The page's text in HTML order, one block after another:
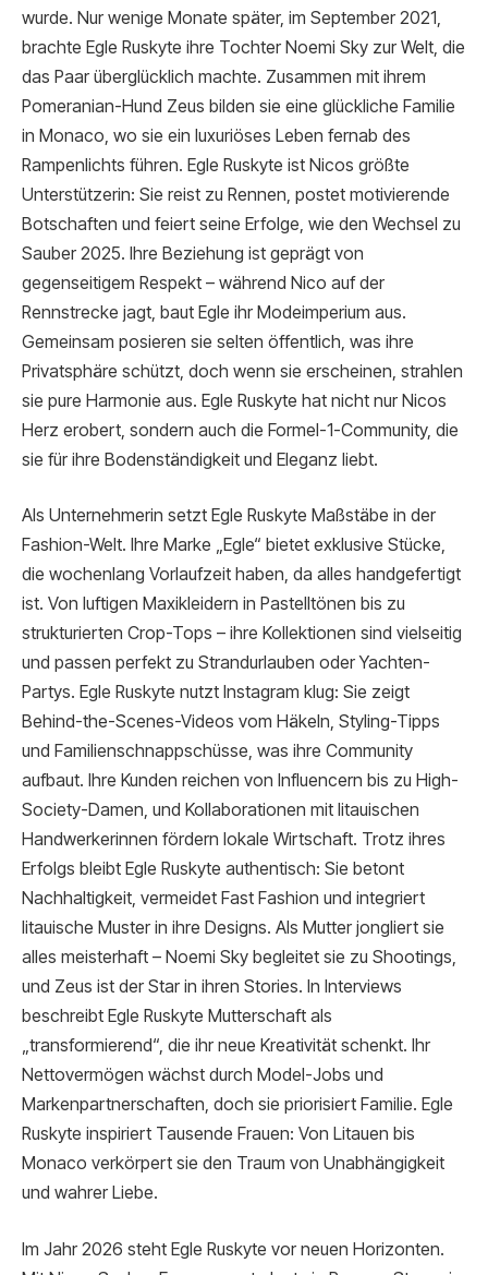
wurde. Nur wenige Monate später, im September 2021,
brachte Egle Ruskyte ihre Tochter Noemi Sky zur Welt, die
das Paar überglücklich machte. Zusammen mit ihrem
Pomeranian-Hund Zeus bilden sie eine glückliche Familie
in Monaco, wo sie ein luxuriöses Leben fernab des
Rampenlichts führen. Egle Ruskyte ist Nicos größte
Unterstützerin: Sie reist zu Rennen, postet motivierende
Botschaften und feiert seine Erfolge, wie den Wechsel zu
Sauber 2025. Ihre Beziehung ist geprägt von
gegenseitigem Respekt – während Nico auf der
Rennstrecke jagt, baut Egle ihr Modeimperium aus.
Gemeinsam posieren sie selten öffentlich, was ihre
Privatsphäre schützt, doch wenn sie erscheinen, strahlen
sie pure Harmonie aus. Egle Ruskyte hat nicht nur Nicos
Herz erobert, sondern auch die Formel-1-Community, die
sie für ihre Bodenständigkeit und Eleganz liebt.
Als Unternehmerin setzt Egle Ruskyte Maßstäbe in der
Fashion-Welt. Ihre Marke „Egle“ bietet exklusive Stücke,
die wochenlang Vorlaufzeit haben, da alles handgefertigt
ist. Von luftigen Maxikleidern in Pastelltönen bis zu
strukturierten Crop-Tops – ihre Kollektionen sind vielseitig
und passen perfekt zu Strandurlauben oder Yachten-
Partys. Egle Ruskyte nutzt Instagram klug: Sie zeigt
Behind-the-Scenes-Videos vom Häkeln, Styling-Tipps
und Familienschnappschüsse, was ihre Community
aufbaut. Ihre Kunden reichen von Influencern bis zu High-
Society-Damen, und Kollaborationen mit litauischen
Handwerkerinnen fördern lokale Wirtschaft. Trotz ihres
Erfolgs bleibt Egle Ruskyte authentisch: Sie betont
Nachhaltigkeit, vermeidet Fast Fashion und integriert
litauische Muster in ihre Designs. Als Mutter jongliert sie
alles meisterhaft – Noemi Sky begleitet sie zu Shootings,
und Zeus ist der Star in ihren Stories. In Interviews
beschreibt Egle Ruskyte Mutterschaft als
„transformierend“, die ihr neue Kreativität schenkt. Ihr
Nettovermögen wächst durch Model-Jobs und
Markenpartnerschaften, doch sie priorisiert Familie. Egle
Ruskyte inspiriert Tausende Frauen: Von Litauen bis
Monaco verkörpert sie den Traum von Unabhängigkeit
und wahrer Liebe.
Im Jahr 2026 steht Egle Ruskyte vor neuen Horizonten.